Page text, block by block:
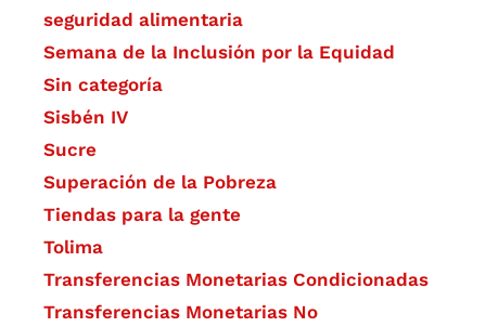
seguridad alimentaria
Semana de la Inclusión por la Equidad
Sin categoría
Sisbén IV
Sucre
Superación de la Pobreza
Tiendas para la gente
Tolima
Transferencias Monetarias Condicionadas
Transferencias Monetarias No